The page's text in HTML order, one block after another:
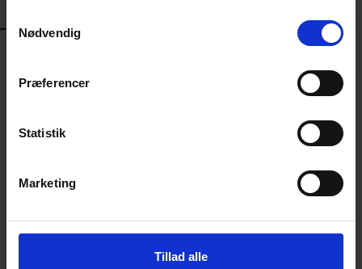
hjørne på websitet.
Nødvendig
Præferencer
Statistik
Marketing
Tillad alle
LÆS OGSÅ